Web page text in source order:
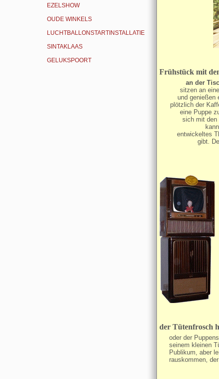
EZELSHOW
OUDE WINKELS
LUCHTBALLONSTARTINSTALLATIE
SINTAKLAAS
GELUKSPOORT
Frühstück mit
an der
sitzen an
und genießen
plötzlich der
eine Puppe
sich mit den
entwickeltes
gibt.
der Tütenfrosch
oder der
seinem kleinen
Publikum, aber
rauskommen,